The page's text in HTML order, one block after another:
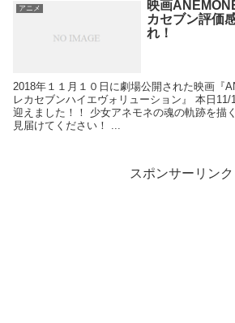
アニメ
映画
カセブン評価
れ！
2018年１１月１０日に劇場公開された映画『
レカセブンハイエヴォリューション』 本日11/
迎えました！！ 少女アネモネの魂の軌跡を描
見届けてください！ ...
スポンサーリンク